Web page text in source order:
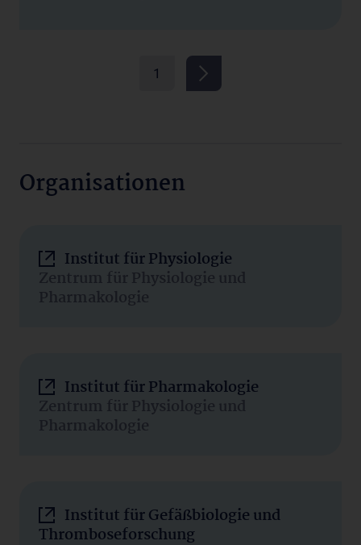
1
Organisationen
Institut für Physiologie
Zentrum für Physiologie und
Pharmakologie
Institut für Pharmakologie
Zentrum für Physiologie und
Pharmakologie
Institut für Gefäßbiologie und
Thromboseforschung